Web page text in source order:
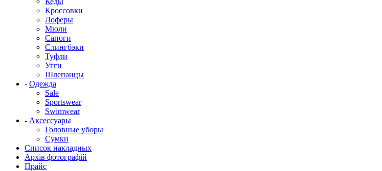
Кроссовки
Лоферы
Мюли
Сапоги
Слингбэки
Туфли
Угги
Шлепанцы
- Одежда
Sale
Sportswear
Swimwear
- Аксессуары
Головные уборы
Сумки
Список накладных
Архів фотографій
Прайс